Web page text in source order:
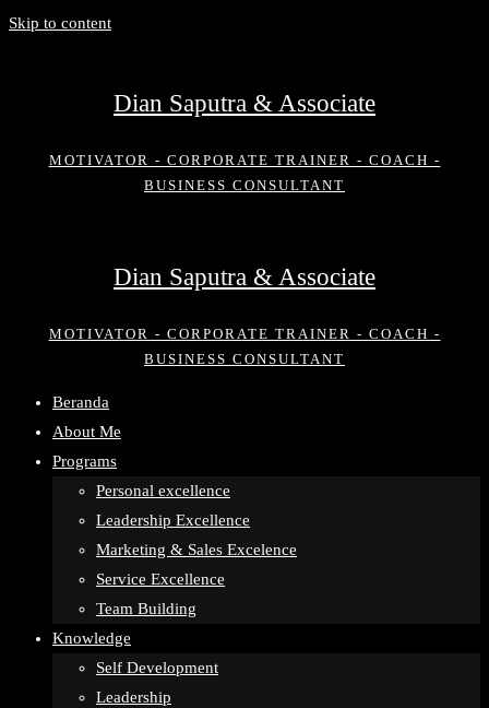
Skip to content
Dian Saputra & Associate
MOTIVATOR - CORPORATE TRAINER - COACH -
BUSINESS CONSULTANT
Dian Saputra & Associate
MOTIVATOR - CORPORATE TRAINER - COACH -
BUSINESS CONSULTANT
Beranda
About Me
Programs
Personal excellence
Leadership Excellence
Marketing & Sales Excelence
Service Excellence
Team Building
Knowledge
Self Development
Leadership